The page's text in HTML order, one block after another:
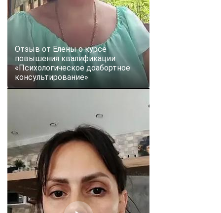
Отзыв от Елены о курсе
повышения квалификации
«Психологическое доабортное
консультирование»
ChatApp